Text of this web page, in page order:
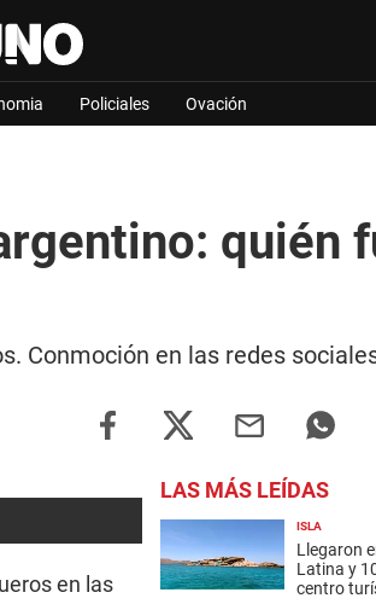
Policiales Ovación
quién
Conmoción en las redes
en las
LAS MÁS LEÍDAS
ISLA
Llegaron
Latina y
centro